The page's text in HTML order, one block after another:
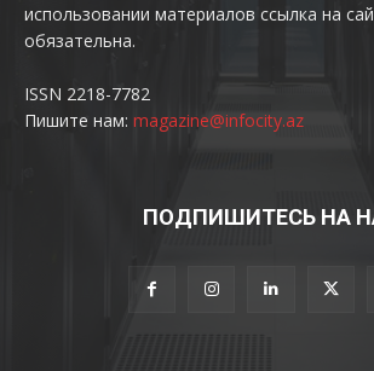
использовании материалов ссылка на
обязательна.
ISSN 2218-7782
Пишите нам: magazine@infocity.az
ПОДПИШИТЕСЬ НА